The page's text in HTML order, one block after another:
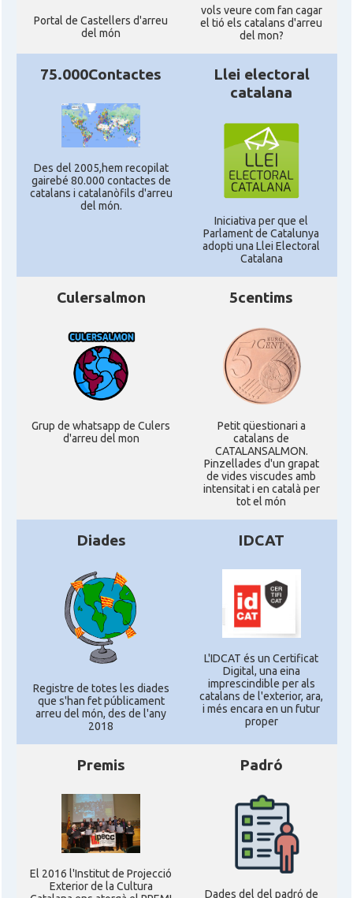
Portal de Castellers d'arreu
del món
vols veure com fan cagar
el tió els catalans d'arreu
del mon?
75.000Contactes
Des del 2005,hem recopilat
gairebé 80.000 contactes de
catalans i catalanòfils d'arreu
del món.
Llei electoral
catalana
Iniciativa per que el
Parlament de Catalunya
adopti una Llei Electoral
Catalana
Culersalmon
Grup de whatsapp de Culers
d'arreu del mon
5centims
Petit qüestionari a
catalans de
CATALANSALMON.
Pinzellades d'un grapat
de vides viscudes amb
intensitat i en català per
tot el món
Diades
Registre de totes les diades
que s'han fet públicament
arreu del món, des de l'any
2018
IDCAT
L'IDCAT és un Certificat
Digital, una eina
imprescindible per als
catalans de l'exterior, ara,
i més encara en un futur
proper
Premis
El 2016 l'Institut de Projecció
Exterior de la Cultura
Padró
Dades del del padró de